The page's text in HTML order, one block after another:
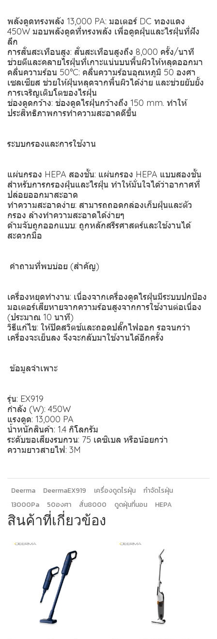
พลังดูดทรงพลัง 13,000 PA: มอเตอร์ DC ทองแดง
450W มอบพลังดูดที่ทรงพลัง เพื่อดูดฝุ่นและไรฝุ่นที่ฝัง
ลึก
การสั่นสะเทือนสูง: สั่นสะเทือนสูงถึง 8,000 ครั้ง/นาที
ช่วยตีและคลายไรฝุ่นที่เกาะแน่นบนพื้นผิวให้หลุดออกมา
คลื่นความร้อน 50°C: คลื่นความร้อนอุณหภูมิ 50 องศา
เซลเซียส ช่วยให้ฝุ่นหลุดจากพื้นผิวได้ง่าย และช่วยยับยั้ง
การเจริญเติบโตของไรฝุ่น
ช่องดูดกว้าง: ช่องดูดไรฝุ่นกว้างถึง 150 mm. ทำให้
ประสิทธิภาพการทำความสะอาดดีขึ้น
ระบบกรองและการใช้งาน
แผ่นกรอง HEPA สองชั้น: แผ่นกรอง HEPA แบบสองชั้น
สำหรับการกรองฝุ่นและไรฝุ่น ทำให้มั่นใจได้ว่าอากาศที่
ปล่อยออกมาสะอาด
ทำความสะอาดง่าย: สามารถถอดกล่องเก็บฝุ่นและตัว
กรอง ล้างทำความสะอาดได้ง่ายๆ
ด้ามจับถูกออกแบบ: ถูกหลักสรีรศาสตร์และใช้งานได้
สะดวกมือ
️ คำถามที่พบบ่อย (สำคัญ)
เครื่องหยุดทำงาน: เนื่องจากเครื่องดูดไรฝุ่นมีระบบปกป้อง
มอเตอร์เสียหายจากความร้อนสูงจากการใช้งานต่อเนื่อง
(ประมาณ 10 นาที)
วิธีแก้ไข: ให้ปิดสวิตช์และถอดปลั๊กไฟออก รอจนกว่า
เครื่องจะเย็นลง จึงจะกลับมาใช้งานได้อีกครั้ง
️ ข้อมูลจำเพาะ
รุ่น: EX919
กำลัง (W): 450W
แรงดูด: 13,000 PA
น้ำหนักสินค้า: 1.4 กิโลกรัม
ระดับขอเสียงรบกวน: 75 เดซิเบล หรือน้อยกว่า
ความยาวสายไฟ: 3M
Deerma DeermaEX919 เครื่องดูดไรฝุ่น
กำจัดไรฝุ่น
13000Pa
50องศา สั่น8000 ดูดฝุ่นที่นอน HEPA
สินค้าที่เกี่ยวข้อง